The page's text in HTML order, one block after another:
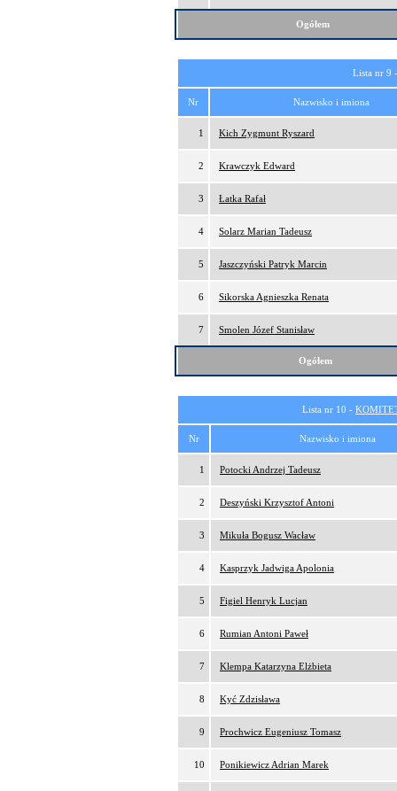
Ogółem
Lista nr 9
Nr Nazwisko i imiona
1 Kich Zygmunt Ryszard
2 Krawczyk Edward
3 Łatka Rafał
4 Solarz Marian Tadeusz
5 Jaszczyński Patryk Marcin
6 Sikorska Agnieszka Renata
7 Smolen Józef Stanisław
Ogółem
Lista nr 10 -
Nr Nazwisko i imiona
1 Potocki Andrzej Tadeusz
2 Deszyński Krzysztof Antoni
3 Mikuła Bogusz Wacław
4 Kasprzyk Jadwiga Apolonia
5 Figiel Henryk Lucjan
6 Rumian Antoni Paweł
7 Klempa Katarzyna Elżbieta
8 Kyć Zdzisława
9 Prochwicz Eugeniusz Tomasz
10 Ponikiewicz Adrian Marek